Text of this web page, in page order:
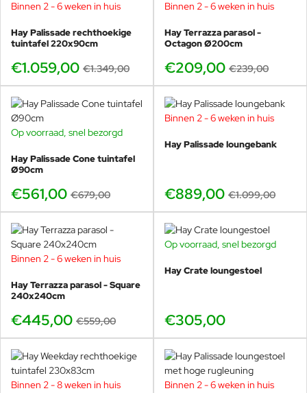
-21%
Binnen 2 - 6 weken in huis
Hay Palissade rechthoekige
tuintafel 220x90cm
€1.059,00 €1.349,00
-13%
Binnen 2 - 6 weken in huis
Hay Terrazza parasol -
Octagon Ø200cm
€209,00 €239,00
-17%
Op voorraad, snel bezorgd
Hay Palissade Cone tuintafel
Ø90cm
€561,00 €679,00
-19%
Binnen 2 - 6 weken in huis
Hay Palissade loungebank
€889,00 €1.099,00
-20%
Binnen 2 - 6 weken in huis
Hay Terrazza parasol - Square
240x240cm
€445,00 €559,00
Op voorraad, snel bezorgd
Hay Crate loungestoel
€305,00
Binnen 2 - 8 weken in huis -15%
Binnen 2 - 6 weken in huis